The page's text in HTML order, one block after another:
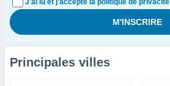
J'ai lu et j'accepte la politique de privacité
Principales villes